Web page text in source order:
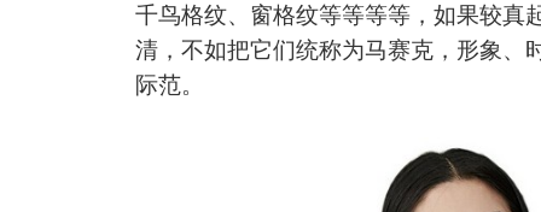
千鸟格纹、窗格纹等等等等，如果较真
清，不如把它们统称为马赛克，形象、
际范。